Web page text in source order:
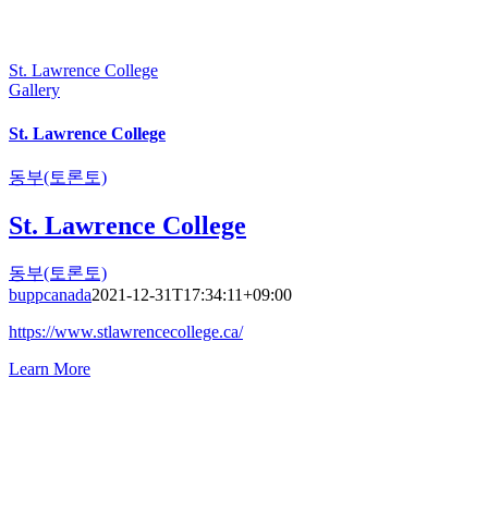
St. Lawrence College
Gallery
St. Lawrence College
동부(토론토)
St. Lawrence College
동부(토론토)
buppcanada2021-12-31T17:34:11+09:00
https://www.stlawrencecollege.ca/
Learn More